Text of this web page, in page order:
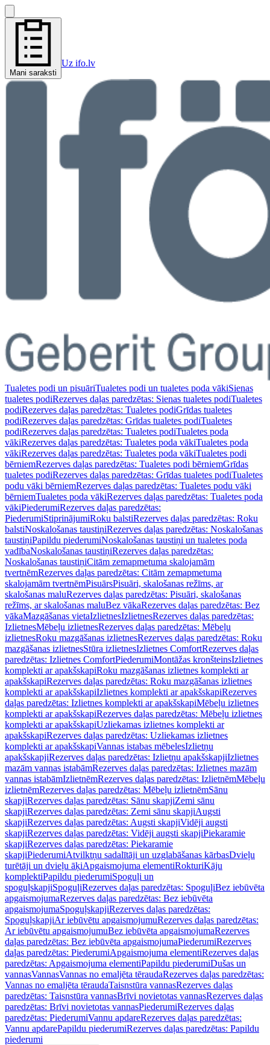
Mani saraksti
Uz ifo.lv
Tualetes podi un pisuāriTualetes podi un tualetes poda vākiSienas
tualetes podiRezerves daļas paredzētas: Sienas tualetes podiTualetes
podiRezerves daļas paredzētas: Tualetes podiGrīdas tualetes
podiRezerves daļas paredzētas: Grīdas tualetes podiTualetes
podiRezerves daļas paredzētas: Tualetes podiTualetes poda
vākiRezerves daļas paredzētas: Tualetes poda vākiTualetes poda
vākiRezerves daļas paredzētas: Tualetes poda vākiTualetes podi
bērniemRezerves daļas paredzētas: Tualetes podi bērniemGrīdas
tualetes podiRezerves daļas paredzētas: Grīdas tualetes podiTualetes
podu vāki bērniemRezerves daļas paredzētas: Tualetes podu vāki
bērniemTualetes poda vākiRezerves daļas paredzētas: Tualetes poda
vākiPiederumiRezerves daļas paredzētas:
PiederumiStiprinājumiRoku balstiRezerves daļas paredzētas: Roku
balstiNoskalošanas taustiņiRezerves daļas paredzētas: Noskalošanas
taustiņiPapildu piederumiNoskalošanas taustiņi un tualetes poda
vadībaNoskalošanas taustiņiRezerves daļas paredzētas:
Noskalošanas taustiņiCitām zemapmetuma skalojamām
tvertnēmRezerves daļas paredzētas: Citām zemapmetuma
skalojamām tvertnēmPisuārsPisuāri, skalošanas režīms, ar
skalošanas maluRezerves daļas paredzētas: Pisuāri, skalošanas
režīms, ar skalošanas maluBez vākaRezerves daļas paredzētas: Bez
vākaMazgāšanas vietaIzlietnesIzlietnesRezerves daļas paredzētas:
IzlietnesMēbeļu izlietnesRezerves daļas paredzētas: Mēbeļu
izlietnesRoku mazgāšanas izlietnesRezerves daļas paredzētas: Roku
mazgāšanas izlietnesStūra izlietnesIzlietnes ComfortRezerves daļas
paredzētas: Izlietnes ComfortPiederumiMontāžas kronšteinsIzlietnes
komplekti ar apakšskapiRoku mazgāšanas izlietnes komplekti ar
apakšskapiRezerves daļas paredzētas: Roku mazgāšanas izlietnes
komplekti ar apakšskapiIzlietnes komplekti ar apakšskapiRezerves
daļas paredzētas: Izlietnes komplekti ar apakšskapiMēbeļu izlietnes
komplekti ar apakšskapiRezerves daļas paredzētas: Mēbeļu izlietnes
komplekti ar apakšskapiUzliekamas izlietnes komplekti ar
apakšskapiRezerves daļas paredzētas: Uzliekamas izlietnes
komplekti ar apakšskapiVannas istabas mēbelesIzlietņu
apakšskapjiRezerves daļas paredzētas: Izlietņu apakšskapjiIzlietnes
mazām vannas istabāmRezerves daļas paredzētas: Izlietnes mazām
vannas istabāmIzlietnēmRezerves daļas paredzētas: IzlietnēmMēbeļu
izlietnēmRezerves daļas paredzētas: Mēbeļu izlietnēmSānu
skapjiRezerves daļas paredzētas: Sānu skapjiZemi sānu
skapjiRezerves daļas paredzētas: Zemi sānu skapjiAugsti
skapjiRezerves daļas paredzētas: Augsti skapjiVidēji augsti
skapjiRezerves daļas paredzētas: Vidēji augsti skapjiPiekaramie
skapjiRezerves daļas paredzētas: Piekaramie
skapjiPiederumiAtvilktņu sadalītāji un uzglabāšanas kārbasDvieļu
turētāji un dvieļu āķiApgaismojuma elementiRokturiKāju
komplektiPapildu piederumiSpoguļi un
spoguļskapjiSpoguļiRezerves daļas paredzētas: SpoguļiBez iebūvēta
apgaismojumaRezerves daļas paredzētas: Bez iebūvēta
apgaismojumaSpoguļskapjiRezerves daļas paredzētas:
SpoguļskapjiAr iebūvētu apgaismojumuRezerves daļas paredzētas:
Ar iebūvētu apgaismojumuBez iebūvēta apgaismojumaRezerves
daļas paredzētas: Bez iebūvēta apgaismojumaPiederumiRezerves
daļas paredzētas: PiederumiApgaismojuma elementiRezerves daļas
paredzētas: Apgaismojuma elementiPapildu piederumiDušas un
vannasVannasVannas no emaljēta tēraudaRezerves daļas paredzētas:
Vannas no emaljēta tēraudaTaisnstūra vannasRezerves daļas
paredzētas: Taisnstūra vannasBrīvi novietotas vannasRezerves daļas
paredzētas: Brīvi novietotas vannasPiederumiRezerves daļas
paredzētas: PiederumiVannu apdareRezerves daļas paredzētas:
Vannu apdarePapildu piederumiRezerves daļas paredzētas: Papildu
piederumi